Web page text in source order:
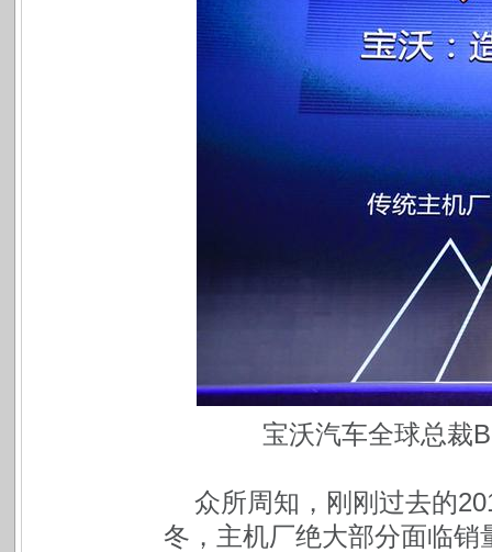
宝沃汽车全球总裁
众所周知，刚刚过去的
冬，主机厂绝大部分面临